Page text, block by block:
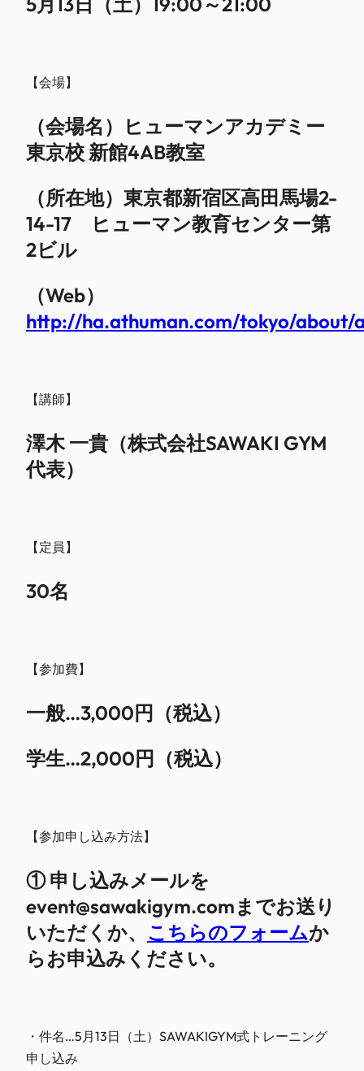
【会場】
（会場名）ヒューマンアカデミー
東京校 新館4AB教室
（所在地）東京都新宿区高田馬場2-
14-17 ヒューマン教育センター第
2ビル
（Web）
http://ha.athuman.com/tokyo/about/
【講師】
澤木 一貴（株式会社SAWAKI GYM
代表）
【定員】
30名
【参加費】
一般…3,000円（税込）
学生…2,000円（税込）
【参加申し込み方法】
① 申し込みメールを
event@sawakigym.comまでお送り
いただくか、 こちらのフォームか
らお申込みください。
・件名…5月13日（土）SAWAKIGYM式トレーニング
申し込み